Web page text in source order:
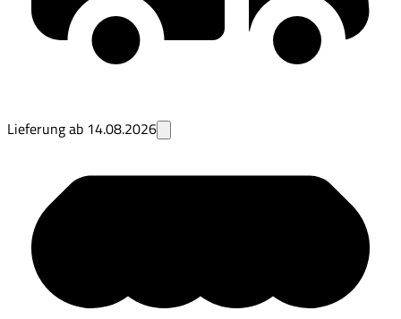
Lieferung ab 14.08.2026